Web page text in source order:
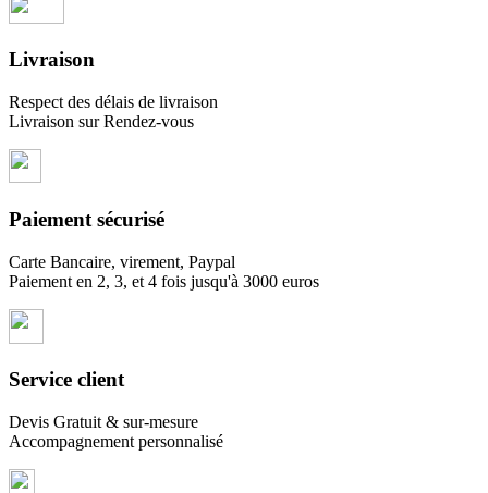
Livraison
Respect des délais de livraison
Livraison sur Rendez-vous
Paiement sécurisé
Carte Bancaire, virement, Paypal
Paiement en 2, 3, et 4 fois jusqu'à 3000 euros
Service client
Devis Gratuit & sur-mesure
Accompagnement personnalisé